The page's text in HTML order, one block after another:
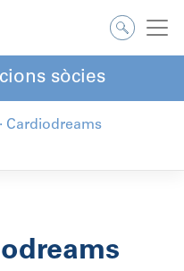
sòcies
· Cardiodreams